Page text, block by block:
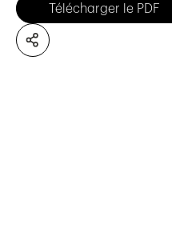
Télécharger le PDF